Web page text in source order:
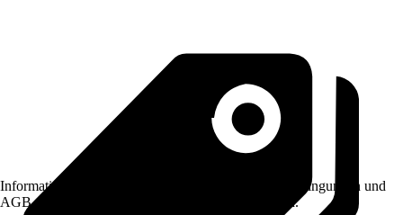
Informationen des Verkäufers, wie z. B. Rückgabebedingungen und
AGB, finden Sie bei Klick auf den Verkäufernamen.